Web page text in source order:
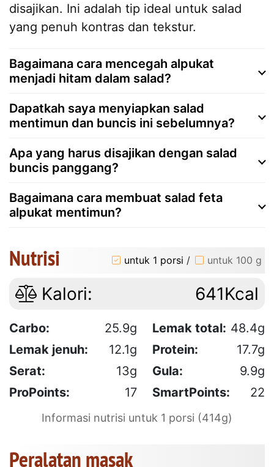
disajikan. Ini adalah tip ideal untuk salad
yang penuh kontras dan tekstur.
Bagaimana cara mencegah alpukat
menjadi hitam dalam salad?
Dapatkah saya menyiapkan salad
mentimun dan buncis ini sebelumnya?
Apa yang harus disajikan dengan salad
buncis panggang?
Bagaimana cara membuat salad feta
alpukat mentimun?
Nutrisi untuk 1 porsi / untuk 100 g
Kalori: 641Kcal
Carbo: 25.9g Lemak total: 48.4g
Lemak jenuh:
12.1g Protein:
17.7g
Serat:
13g Gula:
9.9g
ProPoints:
17 SmartPoints: 22
Informasi nutrisi untuk 1 porsi (414g)
Peralatan masak